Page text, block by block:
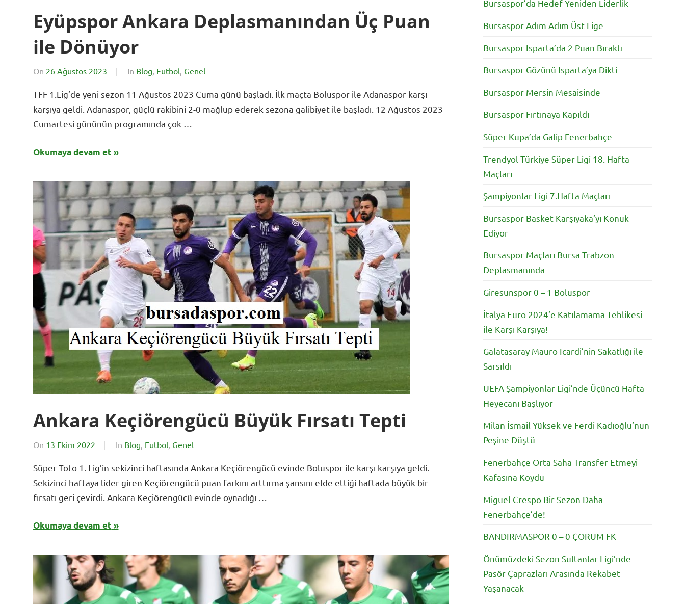
Eyüpspor Ankara Deplasmanından Üç Puan
ile Dönüyor
On 26 Ağustos 2023
By
In Blog, Futbol, Genel
TFF 1.Lig’de yeni sezon 11 Ağustos 2023 Cuma günü başladı. İlk maçta Boluspor ile Adanaspor karşı
karşıya geldi. Adanaspor, güçlü rakibini 2-0 mağlup ederek sezona galibiyet ile başladı. 12 Ağustos 2023
Cumartesi gününün programında çok …
Okumaya devam et
Ankara Keçiörengücü Büyük Fırsatı Tepti
On 13 Ekim 2022
By
In Blog Futbol Genel
Süper Toto 1. Lig’in sekizinci haftasında Ankara Keçiörengücü evinde Boluspor ile karşı karşıya geldi.
Sekizinci haftaya lider giren Keçiörengücü puan farkını arttırma şansını elde ettiği haftada büyük bir
fırsatı geri çevirdi. Ankara Keçiörengücü evinde oynadığı …
Okumaya devam et
Bursaspor’da Hedef Yeniden Liderlik
Bursaspor Adım Adım Üst Lige
Bursaspor Isparta’da 2 Puan Bıraktı
Bursaspor Gözünü Isparta’ya Dikti
Bursaspor Mersin Mesaisinde
Bursaspor Fırtınaya Kapıldı
Süper Kupa’da Galip Fenerbahçe
Trendyol Türkiye Süper Ligi 18. Hafta
Maçları
Şampiyonlar Ligi 7.Hafta Maçları
Bursaspor Basket Karşıyaka’yı Konuk
Ediyor
Bursaspor Maçları Bursa Trabzon
Deplasmanında
Giresunspor 0 – 1 Boluspor
İtalya Euro 2024’e Katılamama Tehlikesi
ile Karşı Karşıya!
Galatasaray Mauro Icardi’nin Sakatlığı ile
Sarsıldı
UEFA Şampiyonlar Ligi’nde Üçüncü Hafta
Heyecanı Başlıyor
Milan İsmail Yüksek ve Ferdi Kadıoğlu’nun
Peşine Düştü
Fenerbahçe Orta Saha Transfer Etmeyi
Kafasına Koydu
Miguel Crespo Bir Sezon Daha
Fenerbahçe’de!
BANDIRMASPOR 0 – 0 ÇORUM FK
Önümüzdeki Sezon Sultanlar Ligi’nde
Pasör Çaprazları Arasında Rekabet
Yaşanacak